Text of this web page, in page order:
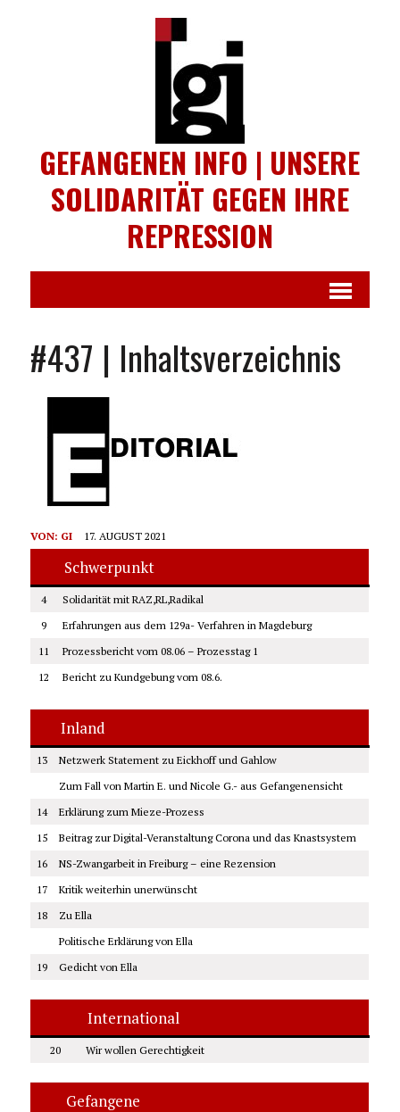
GEFANGENEN INFO | UNSERE
SOLIDARITÄT GEGEN IHRE
REPRESSION
#437 | Inhaltsverzeichnis
VON: GI 17. AUGUST 2021
Schwerpunkt
4
Solidarität mit RAZ,RL,Radikal
9
Erfahrungen aus dem 129a- Verfahren in Magdeburg
11
Prozessbericht vom 08.06 – Prozesstag 1
12
Bericht zu Kundgebung vom 08.6.
Inland
13
Netzwerk Statement zu Eickhoff und Gahlow
Zum Fall von Martin E. und Nicole G.- aus Gefangenensicht
14
Erklärung zum Mieze-Prozess
15
Beitrag zur Digital-Veranstaltung Corona und das Knastsystem
16
NS-Zwangarbeit in Freiburg – eine Rezension
17
Kritik weiterhin unerwünscht
18
Zu Ella
Politische Erklärung von Ella
19
Gedicht von Ella
International
20 Wir wollen Gerechtigkeit
Gefangene